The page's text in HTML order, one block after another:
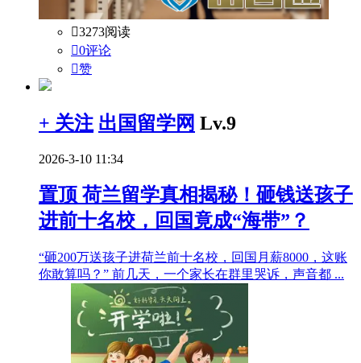
3273阅读
0评论
赞
+ 关注 出国留学网 Lv.9
2026-3-10 11:34
置顶 荷兰留学真相揭秘！砸钱送孩子
进前十名校，回国竟成“海带”？
“砸200万送孩子进荷兰前十名校，回国月薪8000，这账
你敢算吗？” 前几天，一个家长在群里哭诉，声音都 ...